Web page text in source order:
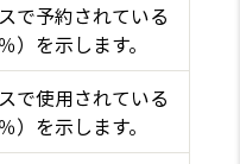
で予約されている
）を示します。
で使用されている
）を示します。